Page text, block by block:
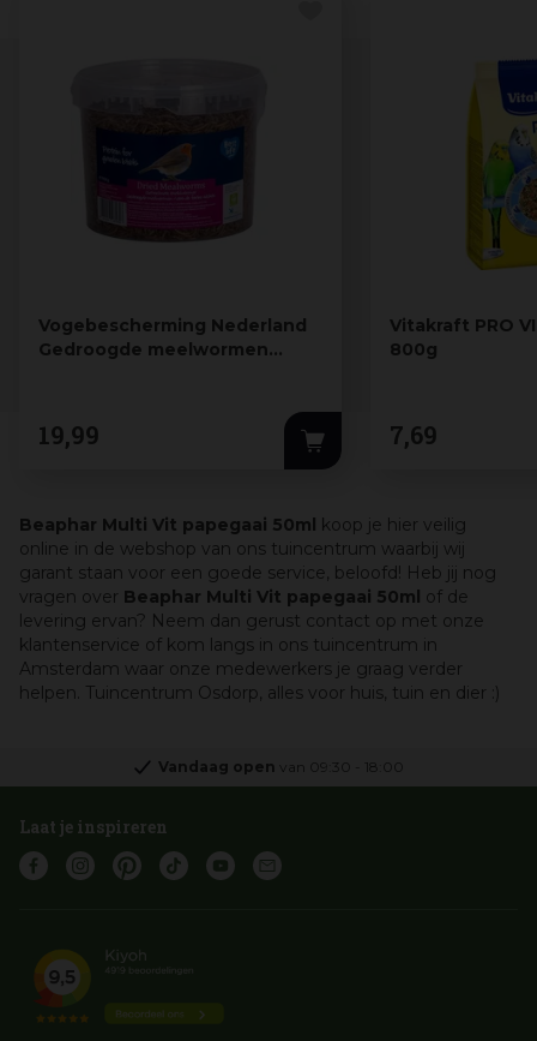
Vogebescherming Nederland
Gedroogde meelwormen
19,99
Vitakraft PRO
800g
7,69
Beaphar Multi Vit papegaai 50ml koop je hier veilig
online in de webshop van ons tuincentrum waarbij wij
garant staan voor een goede service, beloofd! Heb jij nog
vragen over Beaphar Multi Vit papegaai 50ml of de
levering ervan? Neem dan gerust contact op met onze
klantenservice of kom langs in ons tuincentrum in
Amsterdam waar onze medewerkers je graag verder
helpen. Tuincentrum Osdorp, alles voor huis, tuin en dier :)
Vandaag open van 09:30 18:00
Laat je inspireren